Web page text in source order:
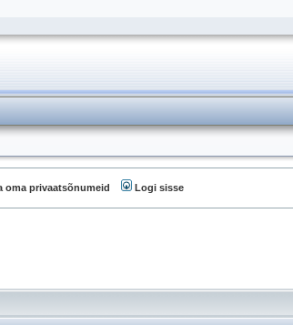
oma privaatsõnumeid Logi sisse